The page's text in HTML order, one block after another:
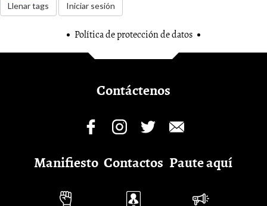
Llenar tags Iniciar sesión
Política de protección de datos
Contáctenos
Manifiesto Contactos Paute aquí